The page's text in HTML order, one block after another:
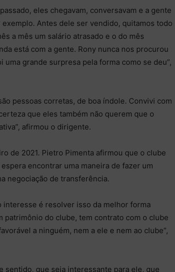
eles chegavam, conversavam e a gente
Antes dele ser vendido, quitamos todo
a mês um salário atrasado e o do mês
está com a gente. Rony nunca nos procurou
grande surpresa pela forma como se deu”,
pessoas corretas, de boa índole. Convivi com
que eles também não querem que o
afirmou o dirigente.
de 2021. Pietro Pimenta afirmou que o clube
encontrar uma maneira de fazer um
negociação de transferência.
interesse é resolver isso da melhor forma
patrimônio do clube, tem contrato com o clube
a ninguém, nem a ele e nem ao clube”,
sentido, que seja interessante para ele, que